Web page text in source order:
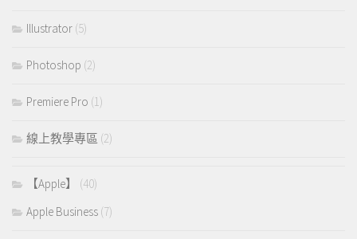
Illustrator (5)
Photoshop (2)
Premiere Pro (1)
線上教學專區 (2)
【Apple】
(40)
Apple Business (7)